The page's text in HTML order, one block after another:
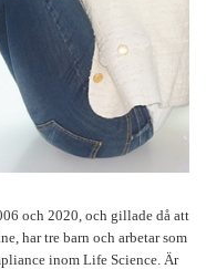
och 2020, och gillade då att
har tre barn och arbetar som
inom Life Science. Är